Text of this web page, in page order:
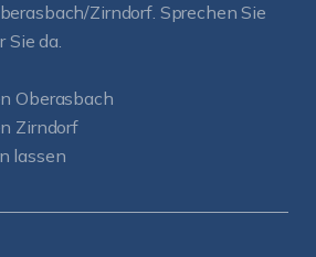
Zirndorf. Sprechen Sie
Sie da.
Oberasbach
Zirndorf
lassen